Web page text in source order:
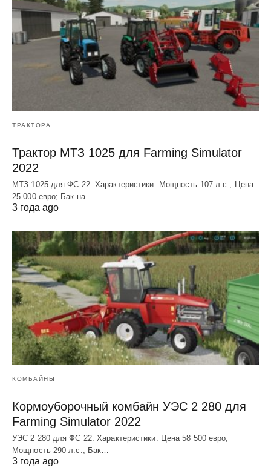
ТРАКТОРА
Трактор МТЗ 1025 для Farming Simulator
2022
МТЗ 1025 для ФС 22. Характеристики: Мощность 107 л.c.; Цена
25 000 евро; Бак на…
3 года ago
КОМБАЙНЫ
Кормоуборочный комбайн УЭC 2 280 для
Farming Simulator 2022
УЭC 2 280 для ФС 22. Характеристики: Цена 58 500 евро;
Мощность 290 л.с.; Бак…
3 года ago